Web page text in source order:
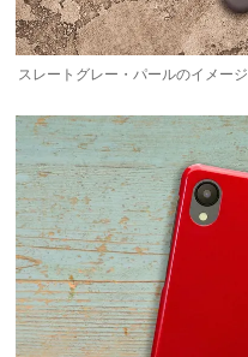
スレートグレー・パールのイメージ